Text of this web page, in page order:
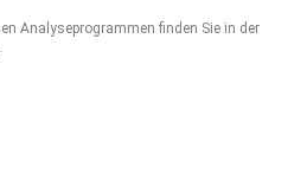
Analyseprogrammen finden Sie in der